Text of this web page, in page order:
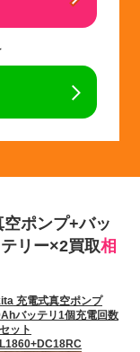
ポンプ+バッ
リー×2買取相
充電式真空ポンプ
バッテリ1個充電回数
ット